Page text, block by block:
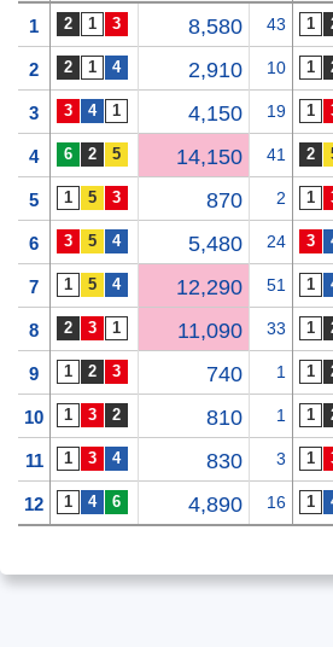
1 8,580 43
2 2,910 10
3 4,150 19
4 14,150 41
5 870 2
6 5,480 24
7 12,290 51
8 11,090 33
9 740 1
10 810 1
11 830 3
12 4,890 16